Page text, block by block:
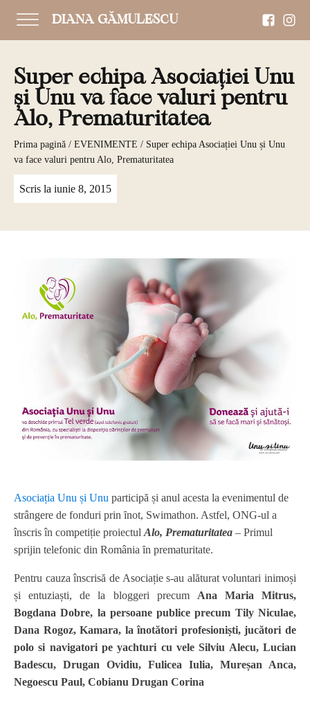
DIANA GĂMULESCU
Super echipa Asociației Unu
și Unu va face valuri pentru
Alo, Prematuritatea
Prima pagină / EVENIMENTE / Super echipa Asociației Unu și Unu
va face valuri pentru Alo, Prematuritatea
Scris la iunie 8, 2015
Asociația Unu și Unu participă și anul acesta la evenimentul de
strângere de fonduri prin ȋnot, Swimathon. Astfel, ONG-ul a
înscris în competiție proiectul Alo, Prematuritatea – Primul
sprijin telefonic din România ȋn prematuritate.
Pentru cauza înscrisă de Asociație s-au alăturat voluntari inimoși
și entuziaști, de la bloggeri precum Ana Maria Mitrus,
Bogdana Dobre, la persoane publice precum Tily Niculae,
Dana Rogoz, Kamara, la înotători profesioniști, jucători de
polo si navigatori pe yachturi cu vele Silviu Alecu, Lucian
Badescu, Drugan Ovidiu, Fulicea Iulia, Mureșan Anca,
Negoescu Paul, Cobianu Drugan Corina